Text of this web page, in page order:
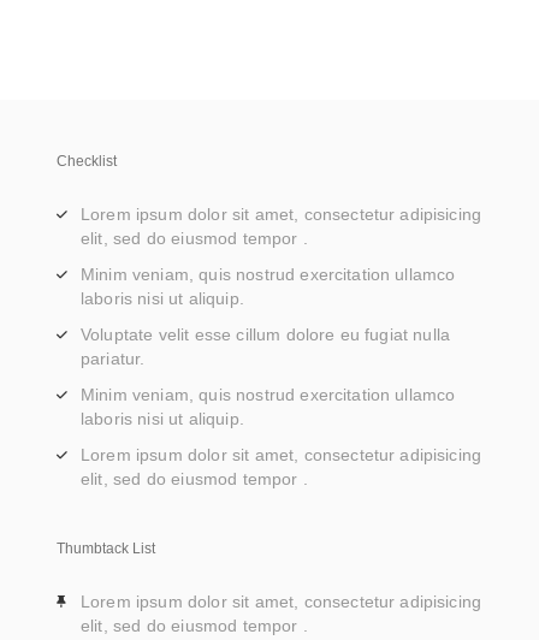
Checklist
Lorem ipsum dolor sit amet, consectetur adipisicing
elit, sed do eiusmod tempor .
Minim veniam, quis nostrud exercitation ullamco
laboris nisi ut aliquip.
Voluptate velit esse cillum dolore eu fugiat nulla
pariatur.
Minim veniam, quis nostrud exercitation ullamco
laboris nisi ut aliquip.
Lorem ipsum dolor sit amet, consectetur adipisicing
elit, sed do eiusmod tempor .
Thumbtack List
Lorem ipsum dolor sit amet, consectetur adipisicing
elit, sed do eiusmod tempor .